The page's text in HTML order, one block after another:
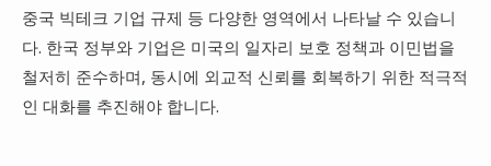
중국 빅테크 기업 규제 등 다양한 영역에서 나타날 수 있습니
다. 한국 정부와 기업은 미국의 일자리 보호 정책과 이민법을
철저히 준수하며, 동시에 외교적 신뢰를 회복하기 위한 적극적
인 대화를 추진해야 합니다.